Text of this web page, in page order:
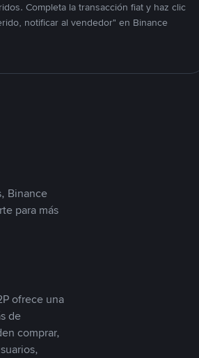
Completa la transacción fiat y haz clic
notificar al vendedor" en Binance
Binance
para más
ofrece una
de
comprar,